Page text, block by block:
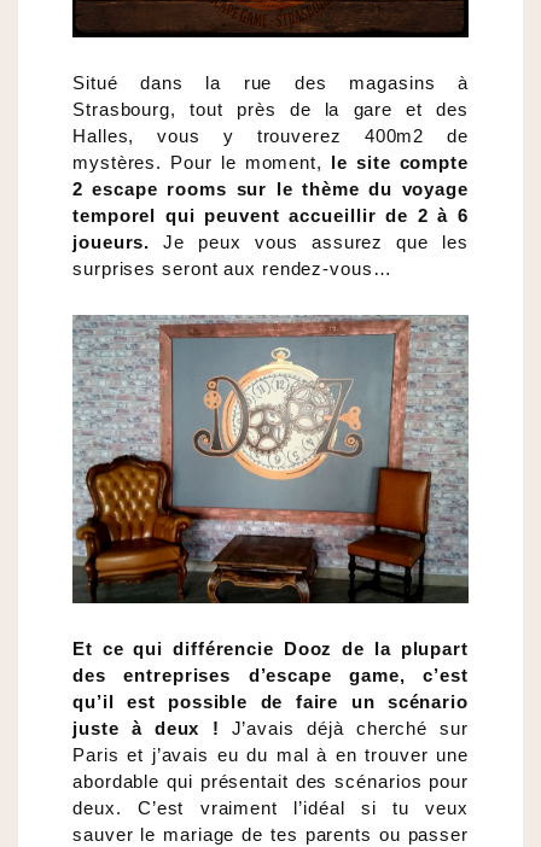
Situé dans la rue des magasins à
Strasbourg, tout près de la gare et des
Halles, vous y trouverez 400m2 de
mystères. Pour le moment, le site compte
2 escape rooms sur le thème du voyage
temporel qui peuvent accueillir de 2 à 6
joueurs. Je peux vous assurez que les
surprises seront aux rendez-vous…
Et ce qui différencie Dooz de la plupart
des entreprises d’escape game, c’est
qu’il est possible de faire un scénario
juste à deux ! J’avais déjà cherché sur
Paris et j’avais eu du mal à en trouver une
abordable qui présentait des scénarios pour
deux. C’est vraiment l’idéal si tu veux
sauver le mariage de tes parents ou passer